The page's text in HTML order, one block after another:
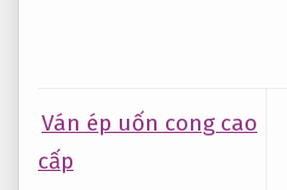
Ván ép uốn cong cao
cấp